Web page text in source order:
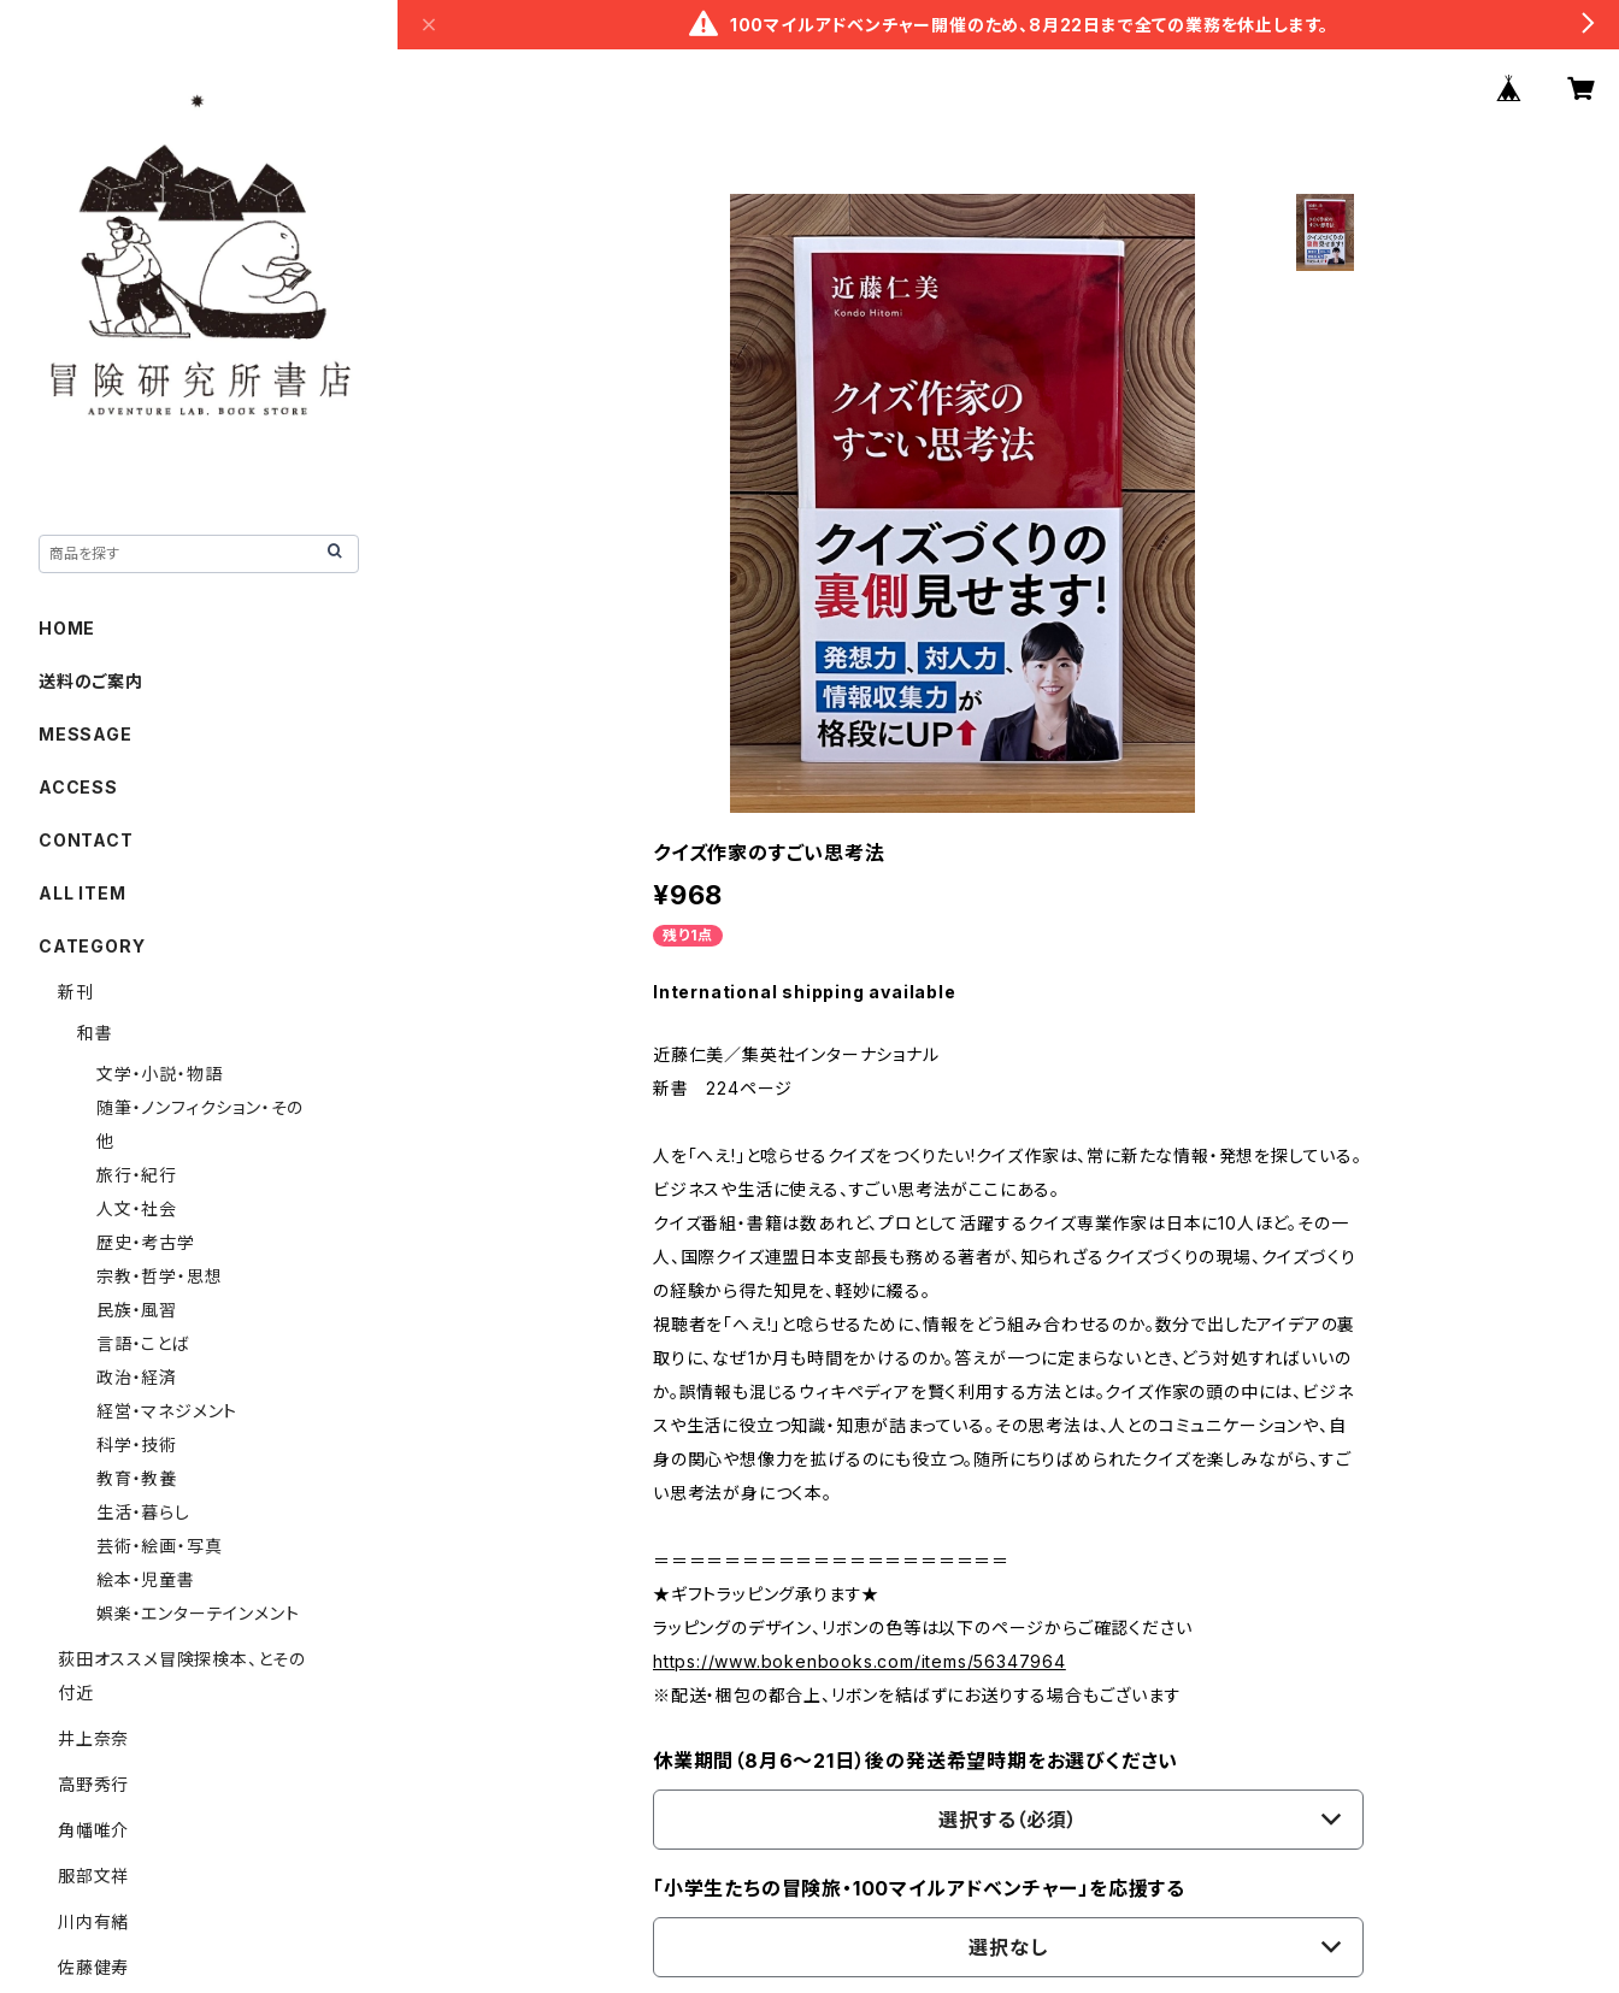
100マイルアドベンチャー開催のため、8月22日まで全ての業務を休止します。
クイズ作家のすごい思考法
¥968
残り1点
International shipping available
近藤仁美／集英社インターナショナル
新書 224ページ
人を「へえ!」と唸らせるクイズをつくりたい!クイズ作家は、常に新たな情報・発想を探している。
ビジネスや生活に使える、すごい思考法がここにある。
クイズ番組・書籍は数あれど、プロとして活躍するクイズ専業作家は日本に10人ほど。その一
人、国際クイズ連盟日本支部長も務める著者が、知られざるクイズづくりの現場、クイズづくり
の経験から得た知見を、軽妙に綴る。
視聴者を「へえ!」と唸らせるために、情報をどう組み合わせるのか。数分で出したアイデアの裏
取りに、なぜ1か月も時間をかけるのか。答えが一つに定まらないとき、どう対処すればいいの
か。誤情報も混じるウィキペディアを賢く利用する方法とは。クイズ作家の頭の中には、ビジネ
スや生活に役立つ知識・知恵が詰まっている。その思考法は、人とのコミュニケーションや、自
身の関心や想像力を拡げるのにも役立つ。随所にちりばめられたクイズを楽しみながら、すご
い思考法が身につく本。
＝＝＝＝＝＝＝＝＝＝＝＝＝＝＝＝＝＝＝＝
★ギフトラッピング承ります★
ラッピングのデザイン、リボンの色等は以下のページからご確認ください
https://www.bokenbooks.com/items/56347964
※配送・梱包の都合上、リボンを結ばずにお送りする場合もございます
休業期間（8月6〜21日）後の発送希望時期をお選びください
選択する（必須）
「小学生たちの冒険旅・100マイルアドベンチャー」を応援する
選択なし
HOME
送料のご案内
MESSAGE
ACCESS
CONTACT
ALL ITEM
CATEGORY
新刊
和書
文学・小説・物語
随筆・ノンフィクション・その
他
旅行・紀行
人文・社会
歴史・考古学
宗教・哲学・思想
民族・風習
言語・ことば
政治・経済
経営・マネジメント
科学・技術
教育・教養
生活・暮らし
芸術・絵画・写真
絵本・児童書
娯楽・エンターテインメント
荻田オススメ冒険探検本、とその
付近
井上奈奈
高野秀行
角幡唯介
服部文祥
川内有緒
佐藤健寿